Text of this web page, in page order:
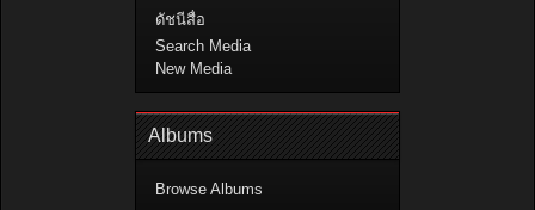
ดัชนีสื่อ
Search Media
New Media
Albums
Browse Albums